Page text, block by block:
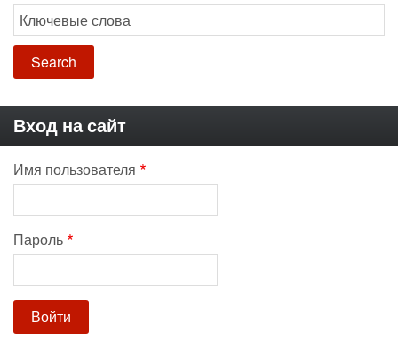
Search
Вход на сайт
Имя пользователя
Пароль